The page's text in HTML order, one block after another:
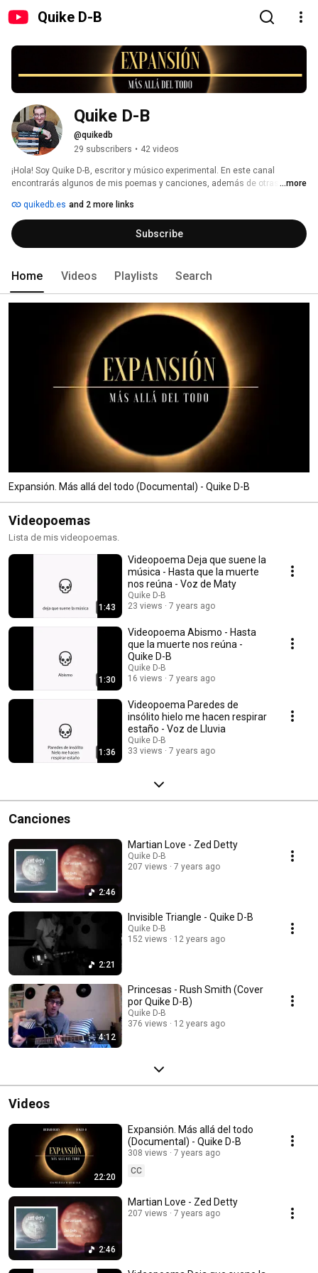
Quike D-B
Quike D-B
@quikedb
29 subscribers • 42 videos
¡Hola! Soy Quike D-B, escritor y músico experimental. En este canal
encontrarás algunos de mis poemas y canciones, además de otras cosas
YouTuber.
...more
quikedb.es and 2 more links
Subscribe
Home Videos Playlists Search
Expansión. Más allá del todo (Documental) - Quike D-B
Videopoemas
Lista de mis videopoemas.
1:43
Videopoema Deja que suene la
música - Hasta que la muerte
nos reúna - Voz de Maty
Quike D-B
23 views
7 years ago
1:30
Videopoema Abismo - Hasta
que la muerte nos reúna -
Quike D-B
Quike D-B
16 views
7 years ago
1:36
Videopoema Paredes de
insólito hielo me hacen respirar
estaño - Voz de Lluvia
Quike D-B
33 views
7 years ago
Canciones
2:46
Martian Love - Zed Detty
Quike D-B
207 views
7 years ago
2:21
Invisible Triangle - Quike D-B
Quike D-B
152 views
12 years ago
4:12
Princesas - Rush Smith (Cover
por Quike D-B)
Quike D-B
376 views
12 years ago
Videos
22:20
Expansión. Más allá del todo
(Documental) - Quike D-B
308 views
7 years ago
CC
2:46
Martian Love - Zed Detty
207 views 7 years ago